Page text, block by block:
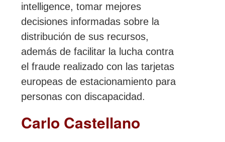
intelligence, tomar mejores
decisiones informadas sobre la
distribución de sus recursos,
además de facilitar la lucha contra
el fraude realizado con las tarjetas
europeas de estacionamiento para
personas con discapacidad.
Carlo Castellano